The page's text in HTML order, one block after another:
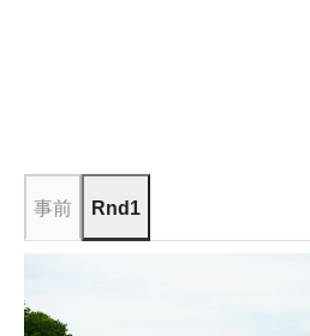
事前 Rnd1